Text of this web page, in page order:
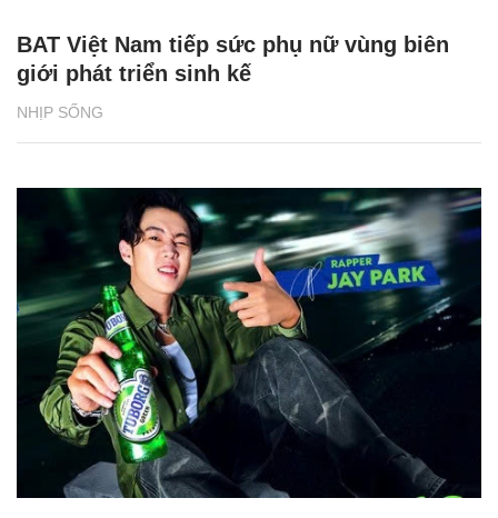
NHỊP SỐNG
BAT Việt Nam tiếp sức phụ nữ vùng biên
giới phát triển sinh kế